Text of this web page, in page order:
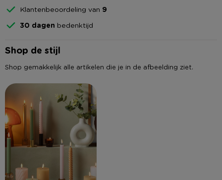
Klantenbeoordeling van 9
30 dagen bedenktijd
Shop de stijl
Shop gemakkelijk alle artikelen die je in de afbeelding ziet.